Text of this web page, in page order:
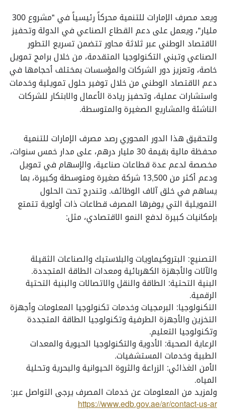
ويعد مصرف الإمارات للتنمية محركاً رئيسياً في "مشروع 300
مليار"، ويعمل على دعم القطاع الصناعي في الدولة وتحفيز
الاقتصاد الوطني عبر ثلاثة محاور تتضمن تسريع التطور
الصناعي وتبني التكنولوجيا المتقدمة، من خلال برامج تمويل
خاصة، وتعزيز دور الشركات والمؤسسات بمختلف أحجامها في
دعم الاقتصاد الوطني من خلال توفير حلول تمويلية وخدمات
واستشارات عملية، وتحفيز ريادة الأعمال والابتكار للشركات
الناشئة والمشاريع الصغيرة والمتوسطة.
ولتحقيق هذا الدور المحوري رصد مصرف الإمارات للتنمية
محفظة مالية بقيمة 30 مليار درهم، على مدار خمس سنوات،
مخصصة لدعم عدة قطاعات صناعية، والإسهام في تمويل
ودعم أكثر من 13,500 شركة صغيرة ومتوسطة وكبيرة، بما
يساهم في خلق آلاف الوظائف. وتندرج تحت الحلول
التمويلية التي يوفرها المصرف قطاعات ذات أولوية تتمتع
بإمكانيات كبيرة لدفع النمو الاقتصادي، مثل:
التصنيع: البتروكيماويات والبلاستيك والصناعات الثقيلة
والآلات والأجهزة الكهربائية ومعدات الطاقة المتجددة.
البنية التحتية: الطاقة والنقل والاتصالات والبنية التحتية
الرقمية.
التكنولوجيا: البرمجيات وخدمات تكنولوجيا المعلومات وأجهزة
التخزين والأجهزة الطرفية وتكنولوجيا الطاقة المتجددة
وتكنولوجيا التعليم.
الرعاية الصحية: الأدوية والتكنولوجيا الحيوية والمعدات
الطبية وخدمات المستشفيات.
الأمن الغذائي: الزراعة والثروة الحيوانية والبحرية وتحلية
المياه.
ولمزيد من المعلومات عن خدمات المصرف يرجى التواصل عبر:
https://www.edb.gov.ae/ar/contact-us-ar